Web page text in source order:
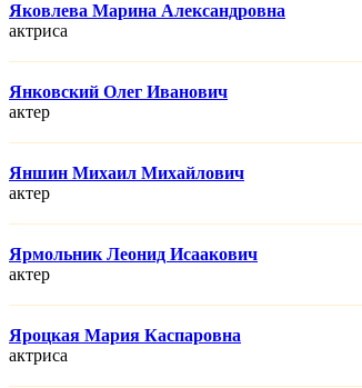
Яковлева Марина Александровна
актриса
Янковский Олег Иванович
актер
Яншин Михаил Михайлович
актер
Ярмольник Леонид Исаакович
актер
Яроцкая Мария Каспаровна
актриса